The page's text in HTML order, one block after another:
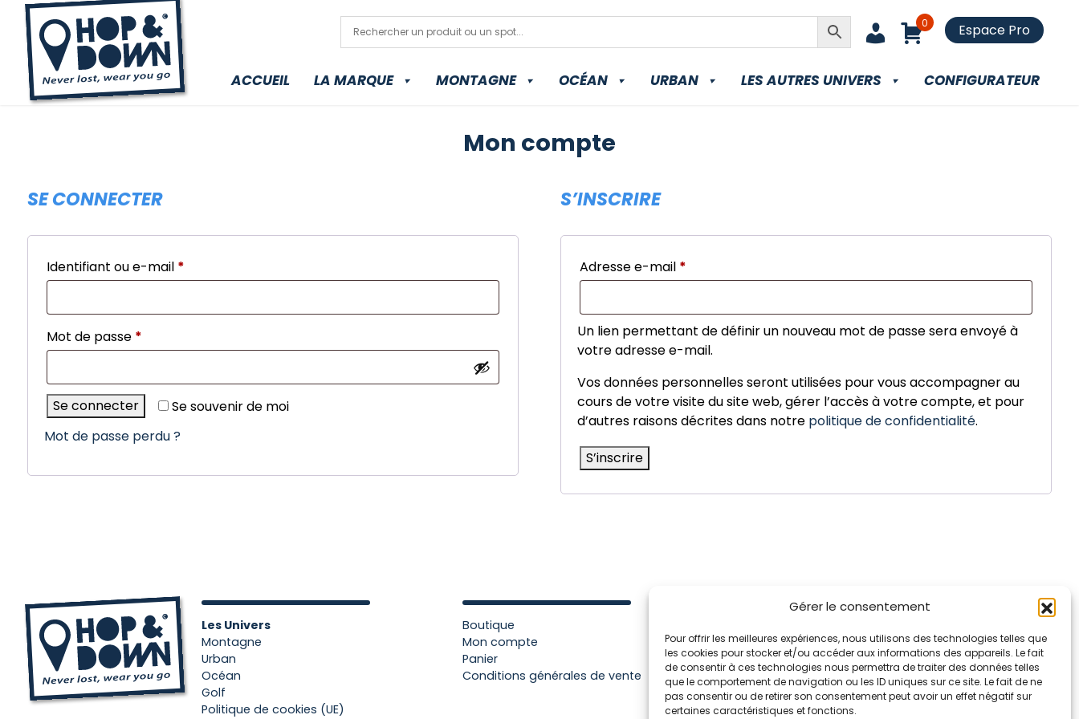
Gérer le consentement
Pour offrir les meilleures expériences, nous utilisons des technologies telles que
les cookies pour stocker et/ou accéder aux informations des appareils. Le fait
de consentir à ces technologies nous permettra de traiter des données telles
que le comportement de navigation ou les ID uniques sur ce site. Le fait de ne
pas consentir ou de retirer son consentement peut avoir un effet négatif sur
certaines caractéristiques et fonctions.
0 Espace Pro
ACCUEIL LA MARQUE MONTAGNE OCÉAN URBAN LES AUTRES UNIVERS CONFIGURATEUR
Mon compte
SE CONNECTER
Identifiant ou e-mail *
Mot de passe *
Se souvenir de moi
Se connecter
Mot de passe perdu ?
S’INSCRIRE
Adresse e-mail *
Un lien permettant de définir un nouveau mot de passe sera envoyé à
votre adresse e-mail.
Vos données personnelles seront utilisées pour vous accompagner au
cours de votre visite du site web, gérer l’accès à votre compte, et pour
d’autres raisons décrites dans notre politique de confidentialité.
S’inscrire
Les Univers
Montagne
Urban
Océan
Golf
Politique de cookies (UE)
Boutique
Mon compte
Panier
Conditions générales de vente
La marque Hop & Down
Contact
Plan du site
Mentions légales